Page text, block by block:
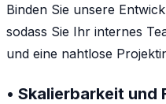
Binden Sie unsere
sodass Sie Ihr internes
und eine nahtlose
• Skalierbarkeit und